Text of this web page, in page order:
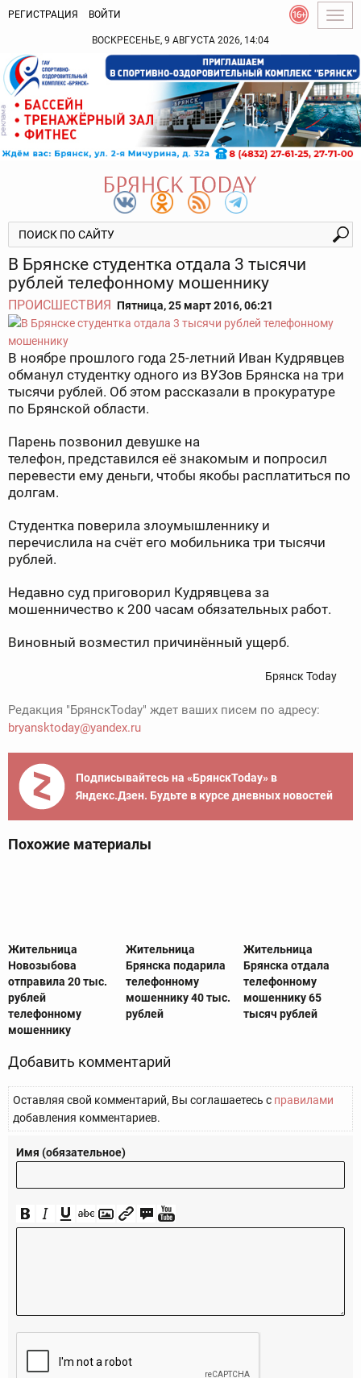
РЕГИСТРАЦИЯ ВОЙТИ
ВОСКРЕСЕНЬЕ, 9 АВГУСТА 2026, 14:04
В Брянске студентка отдала 3 тысячи
рублей телефонному мошеннику
ПРОИСШЕСТВИЯ Пятница, 25 март 2016, 06:21
В ноябре прошлого года 25-летний Иван Кудрявцев
обманул студентку одного из ВУЗов Брянска на три
тысячи рублей. Об этом рассказали в прокуратуре
по Брянской области.
Парень позвонил девушке на
телефон, представился её знакомым и попросил
перевести ему деньги, чтобы якобы расплатиться по
долгам.
Студентка поверила злоумышленнику и
перечислила на счёт его мобильника три тысячи
рублей.
Недавно суд приговорил Кудрявцева за
мошенничество к 200 часам обязательных работ.
Виновный возместил причинённый ущерб.
Брянск Today
Редакция "БрянскToday" ждет ваших писем по адресу:
bryansktoday@yandex.ru
Подписывайтесь на «БрянскToday» в
Яндекс.Дзен. Будьте в курсе дневных новостей
Похожие материалы
Жительница
Новозыбова
отправила 20 тыс.
рублей
телефонному
мошеннику
Жительница
Брянска подарила
телефонному
мошеннику 40 тыс.
рублей
Жительница
Брянска отдала
телефонному
мошеннику 65
тысяч рублей
Добавить комментарий
Оставляя свой комментарий, Вы соглашаетесь с правилами
добавления комментариев.
Имя (обязательное)